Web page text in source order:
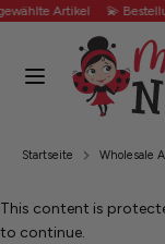
Direkt
Artikel 💫
Durchsuchen
Sie
unseren
SuchenDurchsuchen
Shop
SALE
Unsere Bestseller
Startseite Wholesale
This content is
to continue.